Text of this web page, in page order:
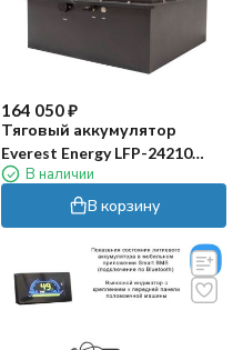
164 050₽
Тяговый аккумулятор
Everest Energy LFP-24210
PRO (24В, 210Ач, LiFePO4)
В наличии
В корзину